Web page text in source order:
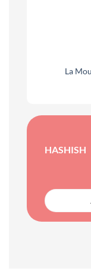
HASHISH
La